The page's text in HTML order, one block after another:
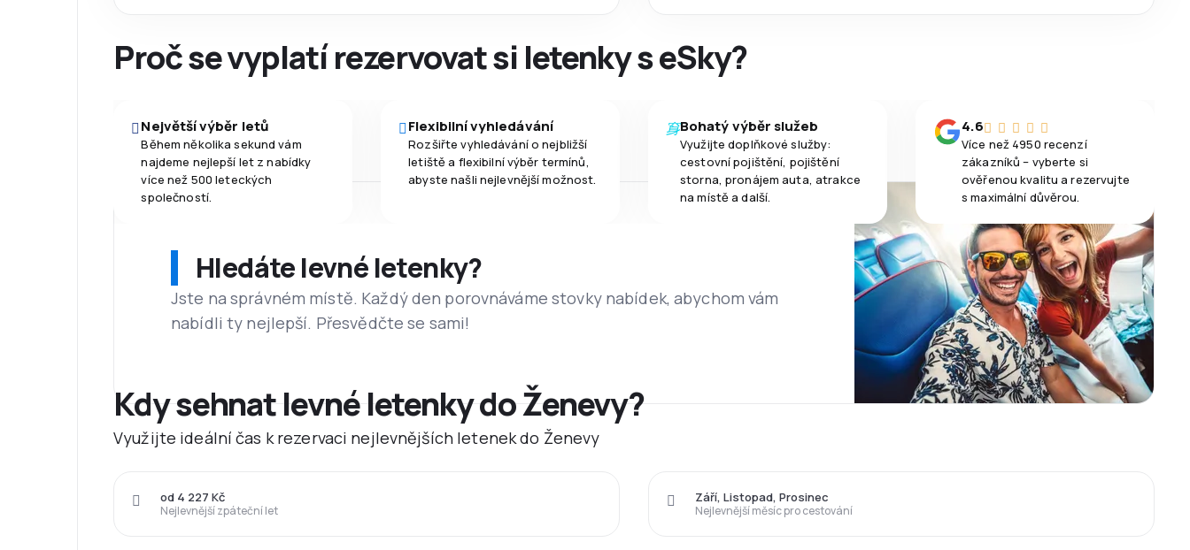
Proč se vyplatí rezervovat si letenky s eSky?
Největší výběr letů
Během několika sekund vám
najdeme nejlepší let z nabídky
více než 500 leteckých
společností.
Flexibilní vyhledávání
Rozšiřte vyhledávání o nejbližší
letiště a flexibilní výběr termínů,
abyste našli nejlevnější možnost.
Bohatý výběr služeb
Využijte doplňkové služby:
cestovní pojištění, pojištění
storna, pronájem auta, atrakce
na místě a další.
4.6
Více než 4950 recenzí
zákazníků – vyberte si
ověřenou kvalitu a rezervujte
s maximální důvěrou.
Hledáte levné letenky?
Jste na správném místě. Každý den porovnáváme stovky nabídek, abychom vám
nabídli ty nejlepší. Přesvědčte se sami!
Kdy sehnat levné letenky do Ženevy?
Využijte ideální čas k rezervaci nejlevnějších letenek do Ženevy
Nejlevnější zpáteční let
od 4 227 Kč
Nejlevnější měsíc pro cestování
Září, Listopad, Prosinec